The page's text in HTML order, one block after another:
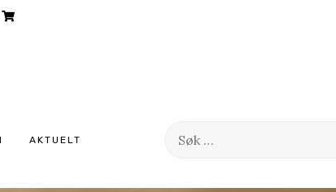
AKTUELT
Søk